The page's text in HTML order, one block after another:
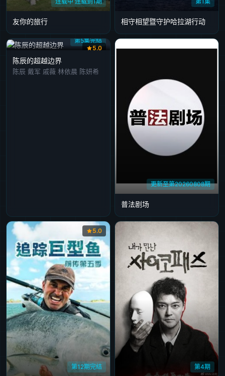
友你的旅行 相守相望暨守护哈拉湖行动
第5集完结
5.0
陈辰的超越边界
陈辰 戴军 戚薇 林依晨 陈妍希
更新至第20260808期
普法剧场
第12期完结
5.0
第4期